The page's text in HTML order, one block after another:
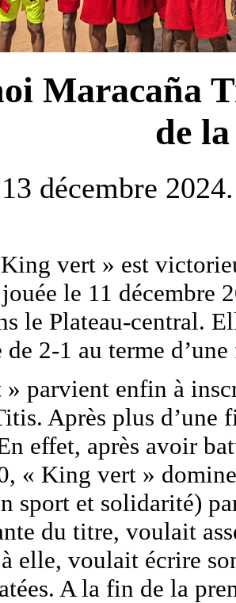
Maracaña
de
décembre 2024.
vert » est
le 11 décembre
le Plateau-central.
de 2-1 au terme
parvient enfin à
Après plus d’une
effet, après avoir
« King vert »
sport et solidarité)
du titre, voulait
elle, voulait écrire
A la fin de la